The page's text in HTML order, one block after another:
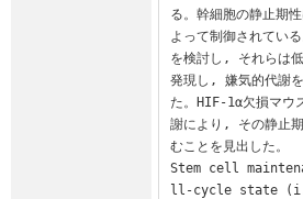
る。幹細胞の静止期
よって制御されてい
を検討し, それらは
発現し, 嫌気的代謝
た。HIF-1α欠損マウ
謝により, その静止
むことを見出した。
Stem cell
ll-cycle state